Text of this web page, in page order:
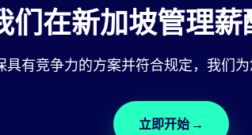
们在新加坡管理
具有竞争力的方案并符合规定，我们为
立即开始→